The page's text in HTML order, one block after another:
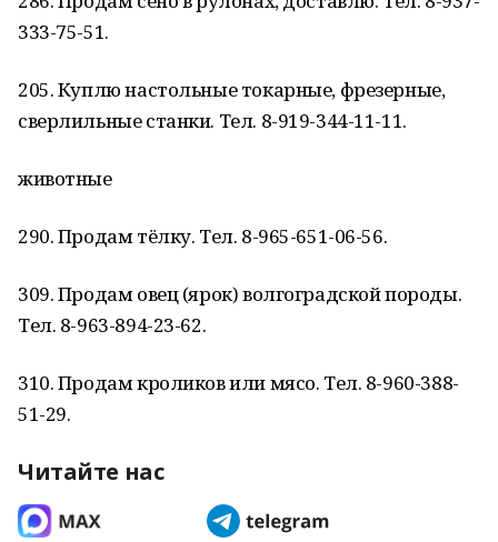
333-75-51.
205. Куплю настольные токарные, фрезерные,
сверлильные станки. Тел. 8-919-344-11-11.
животные
290. Продам тёлку. Тел. 8-965-651-06-56.
309. Продам овец (ярок) волгоградской породы.
Тел. 8-963-894-23-62.
310. Продам кроликов или мясо. Тел. 8-960-388-
51-29.
Читайте нас